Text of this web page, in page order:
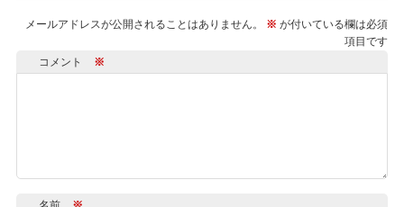
メールアドレスが公開されることはありません。 ※ が付いている欄は必須
項目です
コメント ※